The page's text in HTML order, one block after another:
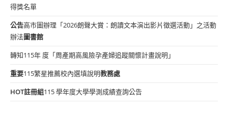
得獎名單
公告高市圖辦理「2026朗聲大賞：朗讀文本演出影片徵選活動」之活動
辦法圖書館
轉知115年 度「周產期高風險孕產婦追蹤關懷計畫說明」
重要115繁星推薦校內選填說明教務處
HOT註冊組115 學年度大學學測成績查詢公告